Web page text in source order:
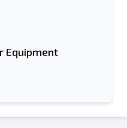
Equipment